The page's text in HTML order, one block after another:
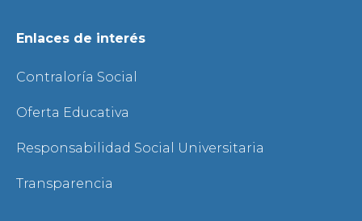
Enlaces de interés
Contraloría Social
Oferta Educativa
Responsabilidad Social Universitaria
Transparencia